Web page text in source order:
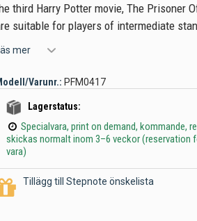
third Harry Potter movie, The Prisoner
suitable for players of intermediate
mer
Varunr.: PFM0417
Lagerstatus:
Specialvara, print on demand, kommande,
skickas normalt inom 3–6 veckor (reservation
vara)
Tillägg till Stepnote önskelista